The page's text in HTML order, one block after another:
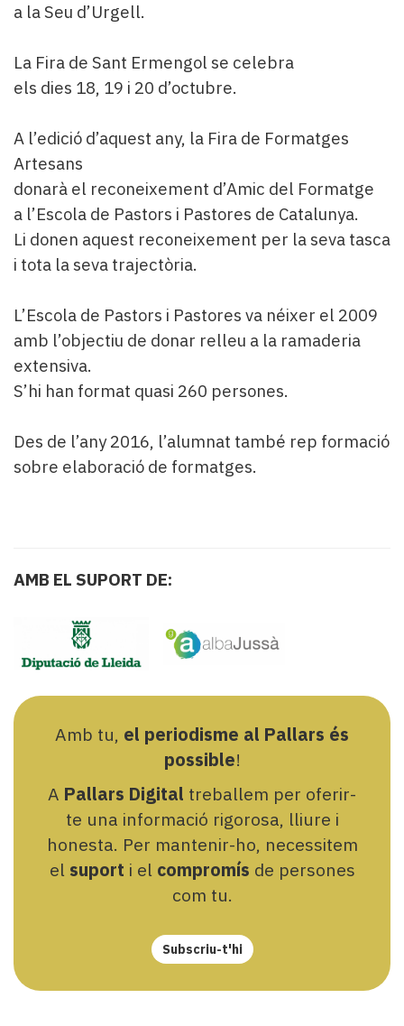
a la Seu d’Urgell.
La Fira de Sant Ermengol se celebra
els dies 18, 19 i 20 d’octubre.
A l’edició d’aquest any, la Fira de Formatges
Artesans
donarà el reconeixement d’Amic del Formatge
a l’Escola de Pastors i Pastores de Catalunya.
Li donen aquest reconeixement per la seva tasca
i tota la seva trajectòria.
L’Escola de Pastors i Pastores va néixer el 2009
amb l’objectiu de donar relleu a la ramaderia
extensiva.
S’hi han format quasi 260 persones.
Des de l’any 2016, l’alumnat també rep formació
sobre elaboració de formatges.
AMB EL SUPORT DE:
Amb tu, el periodisme al Pallars és
possible!
A Pallars Digital treballem per oferir-
te una informació rigorosa, lliure i
honesta. Per mantenir-ho, necessitem
el suport i el compromís de persones
com tu.
Subscriu-t'hi